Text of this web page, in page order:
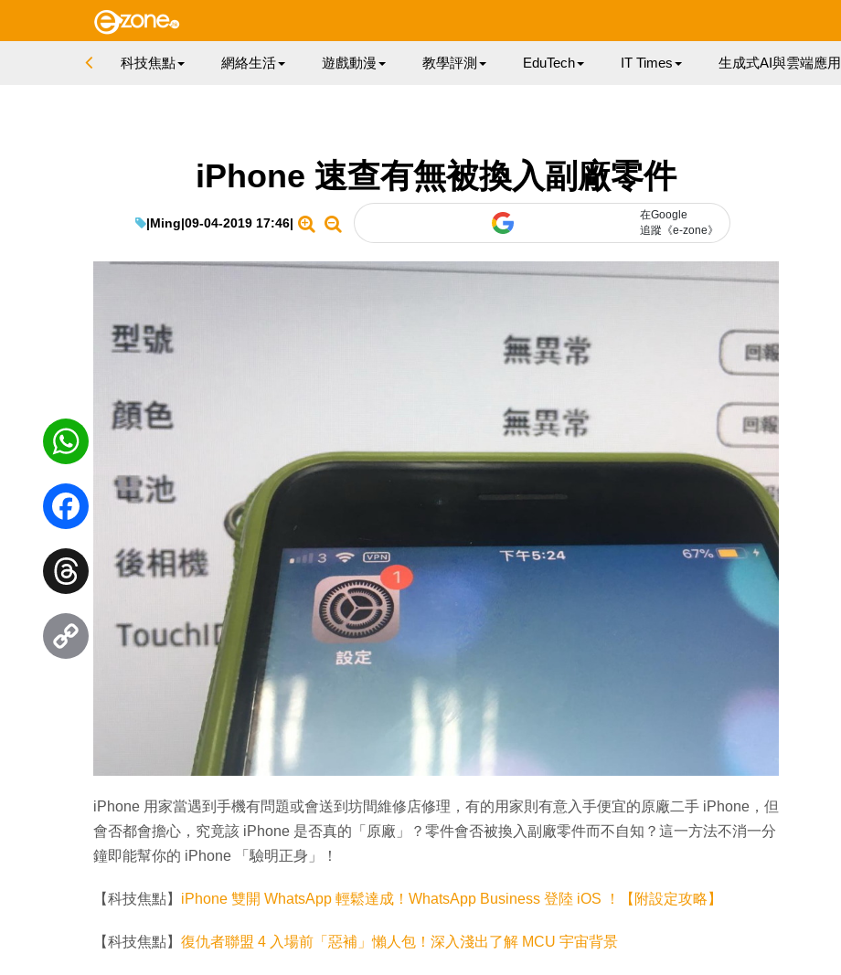
科技焦點 網絡生活 遊戲動漫 教學評測 EduTech IT Times 生成式AI與雲端應用
iPhone 速查有無被換入副廠零件
|Ming|09-04-2019 17:46|
在Google
追蹤《e-zone》
iPhone 用家當遇到手機有問題或會送到坊間維修店修理，有的用家則有意入手便宜的原廠二手 iPhone，但
會否都會擔心，究竟該 iPhone 是否真的「原廠」？零件會否被換入副廠零件而不自知？這一方法不消一分
鐘即能幫你的 iPhone 「驗明正身」！
【科技焦點】 iPhone 雙開 WhatsApp 輕鬆達成！WhatsApp Business 登陸 iOS ！【附設定攻略】
【科技焦點】 復仇者聯盟 4 入場前「惡補」懶人包！深入淺出了解 MCU 宇宙背景
WhatsApp
Facebook
Threads